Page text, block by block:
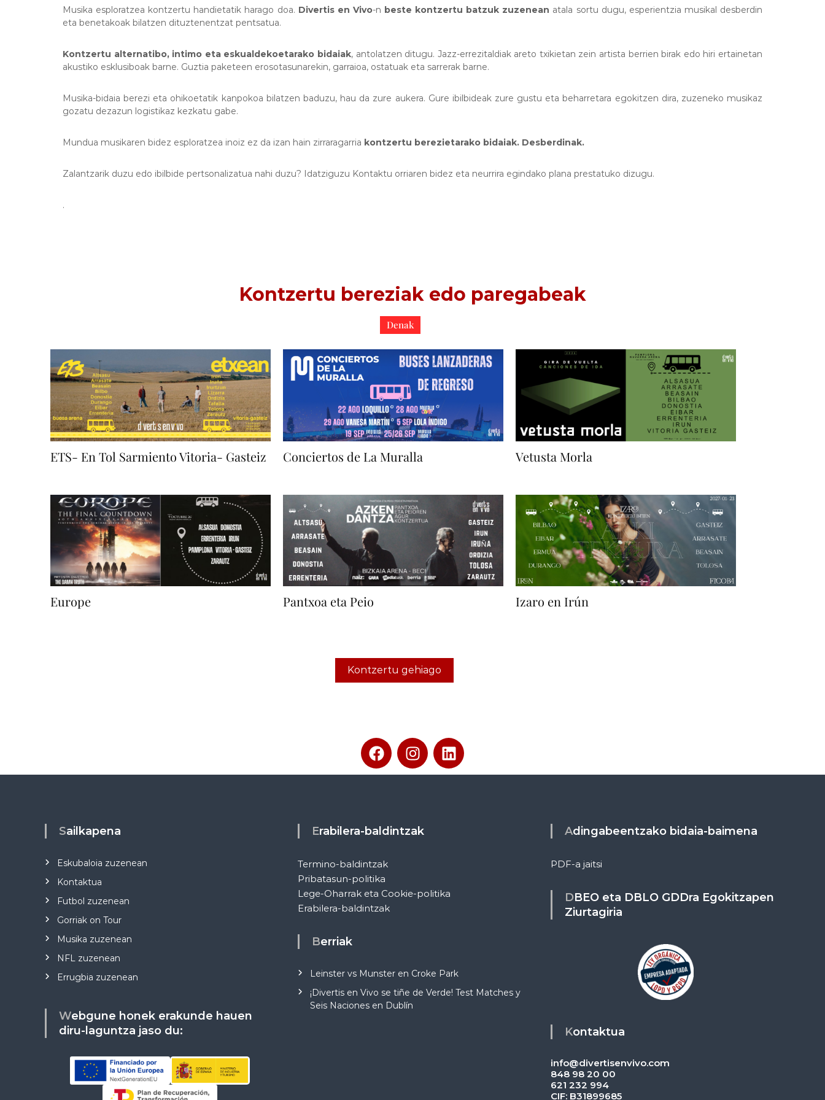
Musika esploratzea kontzertu handietatik harago doa. Divertis en Vivo-n beste kontzertu batzuk zuzenean atala sortu dugu, esperientzia musikal desberdin
eta benetakoak bilatzen dituztenentzat pentsatua.
Kontzertu alternatibo, intimo eta eskualdekoetarako bidaiak, antolatzen ditugu. Jazz-errezitaldiak areto txikietan zein artista berrien birak edo hiri ertainetan
akustiko esklusiboak barne. Guztia paketeen erosotasunarekin, garraioa, ostatuak eta sarrerak barne.
Musika-bidaia berezi eta ohikoetatik kanpokoa bilatzen baduzu, hau da zure aukera. Gure ibilbideak zure gustu eta beharretara egokitzen dira, zuzeneko musikaz
gozatu dezazun logistikaz kezkatu gabe.
Mundua musikaren bidez esploratzea inoiz ez da izan hain zirraragarria kontzertu berezietarako bidaiak. Desberdinak.
Zalantzarik duzu edo ibilbide pertsonalizatua nahi duzu? Idatziguzu Kontaktu orriaren bidez eta neurrira egindako plana prestatuko dizugu.
.
Kontzertu bereziak edo paregabeak
Denak
ETS- En Tol Sarmiento Vitoria- Gasteiz Conciertos de La Muralla Vetusta Morla
Europe Pantxoa eta Peio Izaro en Irún
Kontzertu gehiago
Sailkapena
Eskubaloia zuzenean
Kontaktua
Futbol zuzenean
Gorriak on Tour
Musika zuzenean
NFL zuzenean
Errugbia zuzenean
Webgune honek erakunde hauen
diru-laguntza jaso du:
Erabilera-baldintzak
Termino-baldintzak
Pribatasun-politika
Lege-Oharrak eta Cookie-politika
Erabilera-baldintzak
Berriak
Leinster vs Munster en Croke Park
¡Divertis en Vivo se tiñe de Verde! Test Matches y
Seis Naciones en Dublín
Adingabeentzako bidaia-baimena
PDF-a jaitsi
DBEO eta DBLO GDDra Egokitzapen
Ziurtagiria
Kontaktua
info@divertisenvivo.com
848 98 20 00
621 232 994
CIF: B31899685